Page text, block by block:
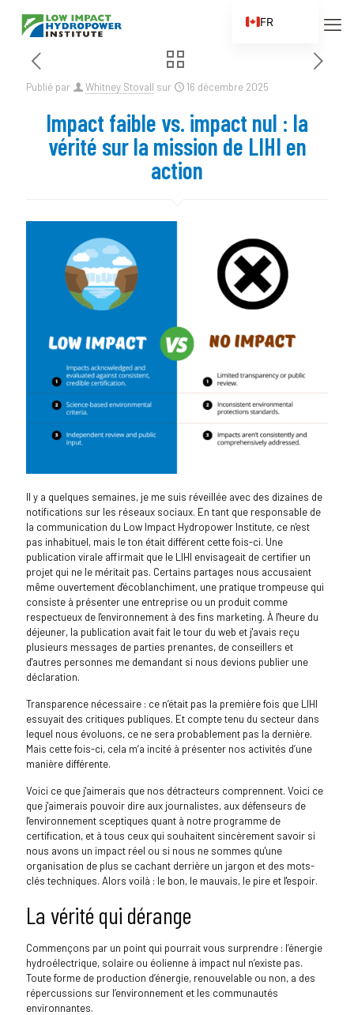
Publié par Whitney Stovall sur 16 décembre 2025
Impact faible vs. impact nul : la
vérité sur la mission de LIHI en
action
Il y a quelques semaines, je me suis réveillée avec des dizaines de
notifications sur les réseaux sociaux. En tant que responsable de
la communication du Low Impact Hydropower Institute, ce n'est
pas inhabituel, mais le ton était différent cette fois-ci. Une
publication virale affirmait que le LIHI envisageait de certifier un
projet qui ne le méritait pas. Certains partages nous accusaient
même ouvertement d'écoblanchiment, une pratique trompeuse qui
consiste à présenter une entreprise ou un produit comme
respectueux de l'environnement à des fins marketing. À l'heure du
déjeuner, la publication avait fait le tour du web et j'avais reçu
plusieurs messages de parties prenantes, de conseillers et
d'autres personnes me demandant si nous devions publier une
déclaration.
Transparence nécessaire : ce n’était pas la première fois que LIHI
essuyait des critiques publiques. Et compte tenu du secteur dans
lequel nous évoluons, ce ne sera probablement pas la dernière.
Mais cette fois-ci, cela m’a incité à présenter nos activités d’une
manière différente.
Voici ce que j'aimerais que nos détracteurs comprennent. Voici ce
que j'aimerais pouvoir dire aux journalistes, aux défenseurs de
l'environnement sceptiques quant à notre programme de
certification, et à tous ceux qui souhaitent sincèrement savoir si
nous avons un impact réel ou si nous ne sommes qu'une
organisation de plus se cachant derrière un jargon et des mots-
clés techniques. Alors voilà : le bon, le mauvais, le pire et l'espoir.
La vérité qui dérange
Commençons par un point qui pourrait vous surprendre : l’énergie
hydroélectrique, solaire ou éolienne à impact nul n’existe pas.
Toute forme de production d’énergie, renouvelable ou non, a des
répercussions sur l’environnement et les communautés
environnantes.
FR
ZH_CN